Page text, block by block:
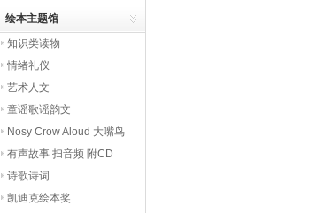
绘本主题馆
知识类读物
情绪礼仪
艺术人文
童谣歌谣韵文
Nosy Crow Aloud 大嘴鸟
有声读物
有声故事 扫音频 附CD
诗歌诗词
凯迪克绘本奖